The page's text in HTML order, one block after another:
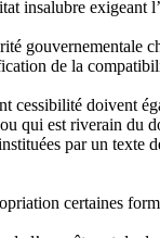
insalubre exigeant
gouvernementale
de la
cessibilité doivent
qui est riverain du
par un texte
certaines